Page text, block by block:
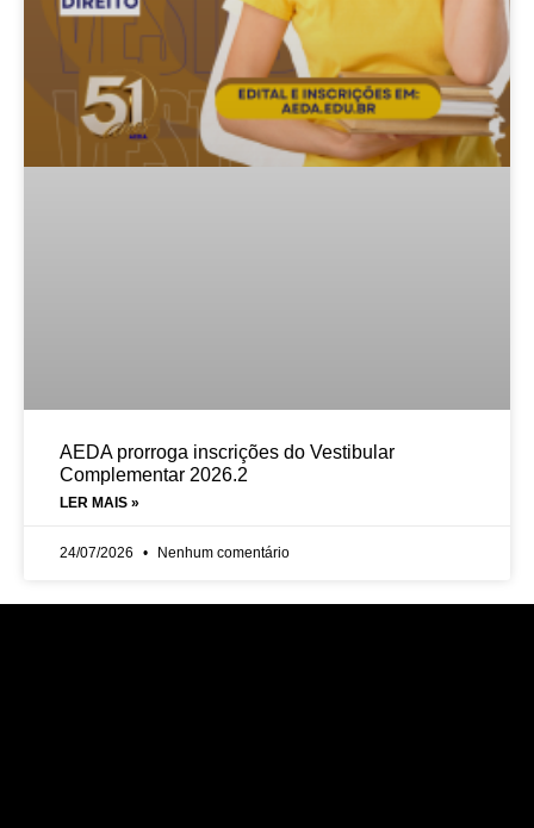
AEDA prorroga inscrições do Vestibular
Complementar 2026.2
LER MAIS »
24/07/2026 Nenhum comentário